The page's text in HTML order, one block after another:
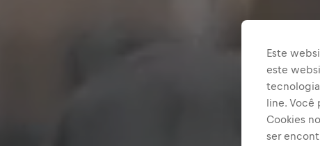
Este
este
line. Você
Cookies
ser